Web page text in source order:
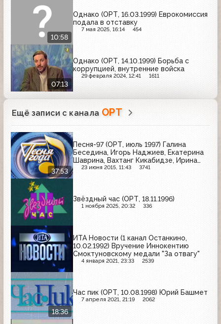
10:58
Однако (ОРТ, 16.03.1999) Еврокомиссия
подала в отставку
7 мая 2025, 16:14 454
07:13
Однако (ОРТ, 14.10.1999) Борьба с
коррупцией, внутренние войска
29 февраля 2024, 12:41 1611
Ещё записи с канала ОРТ
37:53
Песня-97 (ОРТ, июль 1997) Галина
Беседина, Игорь Наджиев, Екатерина
Шаврина, Вахтанг Кикабидзе, Ирина
Отиева, Михаил Шуфутинский, Анне
23 июня 2015, 11:43 3741
Звёздный час (ОРТ, 18.11.1996)
1 ноября 2025, 20:32 336
ИТА Новости (1 канал Останкино,
10.02.1992) Вручение Иннокентию
Смоктуновскому медали "За отвагу"
4 января 2021, 23:33 2539
18:36
Час пик (ОРТ, 10.08.1998) Юрий Башмет
7 апреля 2021, 21:19 2062